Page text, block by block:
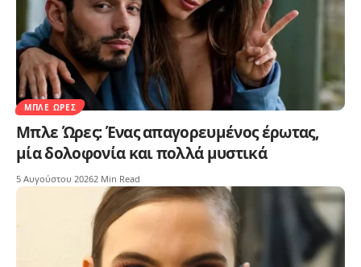
ΜΠΛΕ ΏΡΕΣ
Μπλε Ώρες: Ένας απαγορευμένος έρωτας,
μία δολοφονία και πολλά μυστικά
5 Αυγούστου 20262 Min Read